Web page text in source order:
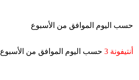
حسب اليوم الموافق من الأسبوع
أنتيفونة 3 حسب اليوم الموافق من الأسبوع